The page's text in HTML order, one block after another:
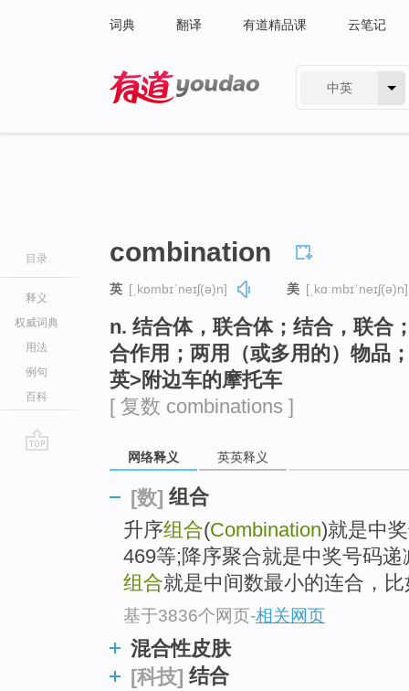
词典 翻译 有道精品课 云笔记
中英
目录
释义
权威词典
用法
例句
百科
combination
英 [ˌkɒmbɪˈneɪʃ(ə)n] 美 [ˌkɑːmbɪˈneɪʃ(ə)n]
n. 结合体，联合体；结合，联合
合作用；两用（或多用的）物品
英>附边车的摩托车
[ 复数 combinations ]
网络释义 英英释义
[数] 组合
升序组合(Combination)就是中
469等;降序聚合就是中奖号码递
组合就是中间数最小的连合，比
基于3836个网页-相关网页
混合性皮肤
[科技] 结合